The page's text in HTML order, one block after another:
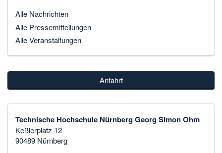
Alle Nachrichten
Alle Pressemitteilungen
Alle Veranstaltungen
Anfahrt
Technische Hochschule Nürnberg Georg Simon Ohm
Keßlerplatz 12
90489 Nürnberg